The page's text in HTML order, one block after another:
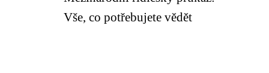
Vše, co potřebujete vědět